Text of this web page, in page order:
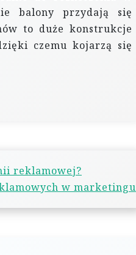
balony przydają się
to duże konstrukcje
czemu kojarzą się
reklamowej?
w marketingu